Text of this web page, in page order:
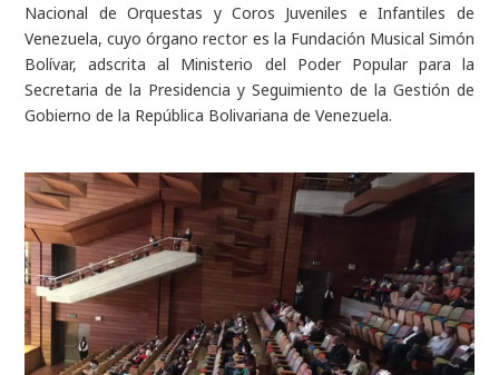
Nacional de Orquestas y Coros Juveniles e Infantiles de
Venezuela, cuyo órgano rector es la Fundación Musical Simón
Bolívar, adscrita al Ministerio del Poder Popular para la
Secretaria de la Presidencia y Seguimiento de la Gestión de
Gobierno de la República Bolivariana de Venezuela.